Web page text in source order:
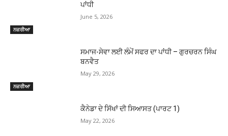
ਨਜ਼ਰੀਆ
ਪਾਂਧੀ
June 5, 2026
ਨਜ਼ਰੀਆ
ਸਮਾਜ-ਸੇਵਾ ਲਈ ਲੰਮੇਂ ਸਫਰ ਦਾ ਪਾਂਧੀ – ਗੁਰਚਰਨ ਸਿੰਘ
ਬਨਵੈਤ
May 29, 2026
ਕੈਨੇਡਾ ਦੇ ਸਿੱਖਾਂ ਦੀ ਸਿਆਸਤ (ਪਾਰਟ 1)
May 22, 2026